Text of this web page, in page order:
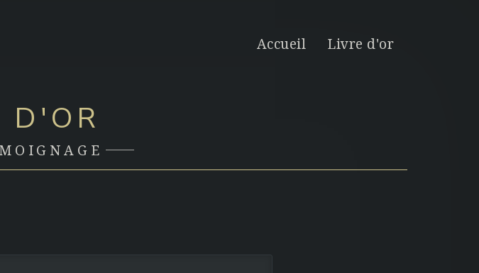
Accueil Livre d'or
D'OR